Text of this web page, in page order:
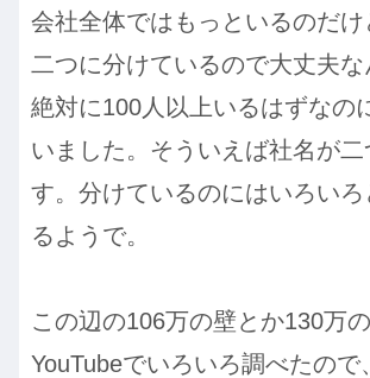
会社全体ではもっといるのだけ
二つに分けているので大丈夫な
絶対に100人以上いるはずなの
いました。そういえば社名が二
す。分けているのにはいろい
るようで。
この辺の106万の壁とか130万の
YouTubeでいろいろ調べたので